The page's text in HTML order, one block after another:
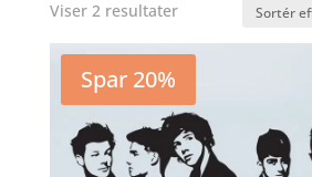
Viser 2 resultaterSorteret
popularitet
Spar 20%